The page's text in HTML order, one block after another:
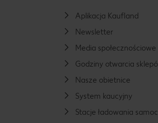
Aplikacja Kaufland
Newsletter
Media społecznościowe
Godziny otwarcia
Nasze obietnice
System kaucyjny
Stacje ładowania